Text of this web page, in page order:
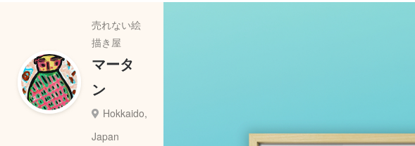
売れない絵
描き屋
マータ
ン
Hokkaido,
Japan